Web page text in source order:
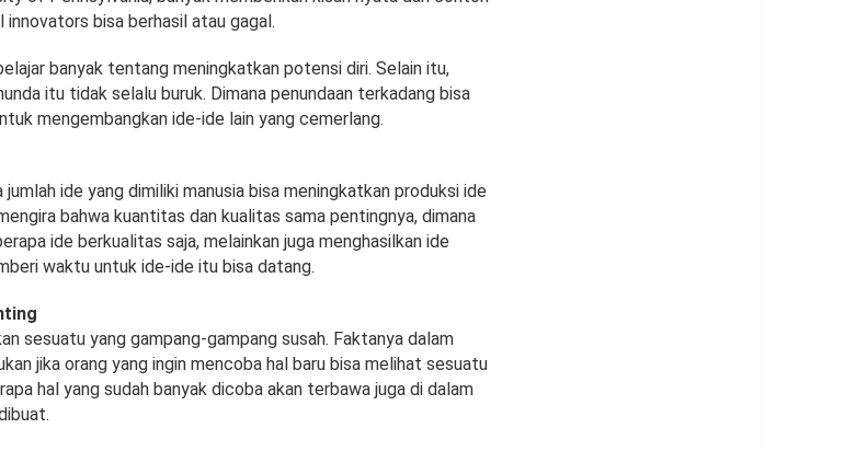
bisa berhasil atau gagal.
banyak tentang meningkatkan potensi diri. Selain itu,
itu tidak selalu buruk. Dimana penundaan terkadang bisa
mengembangkan ide-ide lain yang cemerlang.
ide yang dimiliki manusia bisa meningkatkan produksi ide
bahwa kuantitas dan kualitas sama pentingnya, dimana
ide berkualitas saja, melainkan juga menghasilkan ide
waktu untuk ide-ide itu bisa datang.
sesuatu yang gampang-gampang susah. Faktanya dalam
jika orang yang ingin mencoba hal baru bisa melihat sesuatu
hal yang sudah banyak dicoba akan terbawa juga di dalam